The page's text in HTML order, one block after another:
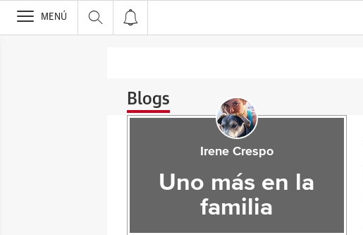
>
MENÚ
Blogs
Irene Crespo
Uno más en la
familia